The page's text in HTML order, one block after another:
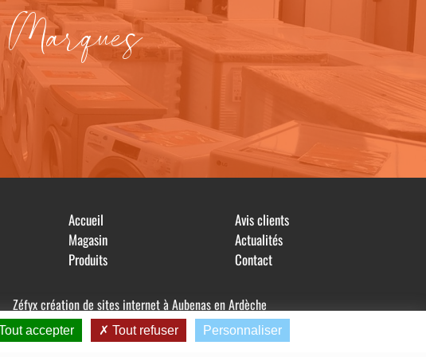
Accueil
Magasin
Produits
Avis clients
Actualités
Contact
Zéfyxcréation de sites internet à Aubenas en Ardèche
accepter Tout refuser Personnaliser